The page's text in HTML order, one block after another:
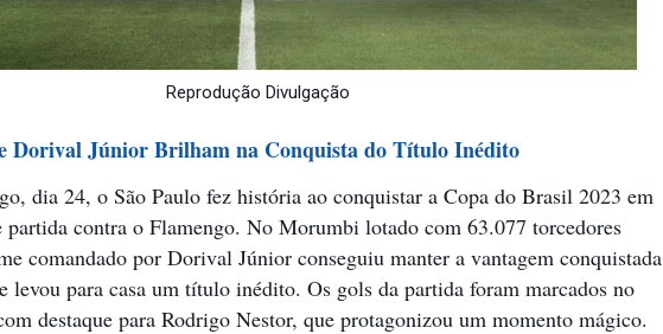
Reprodução Divulgação
Dorival Júnior Brilham na Conquista do Título Inédito
dia 24, o São Paulo fez história ao conquistar a Copa do Brasil 2023 em
partida contra o Flamengo. No Morumbi lotado com 63.077 torcedores
comandado por Dorival Júnior conseguiu manter a vantagem conquistada
levou para casa um título inédito. Os gols da partida foram marcados no
destaque para Rodrigo Nestor, que protagonizou um momento mágico.